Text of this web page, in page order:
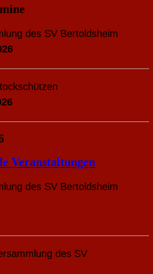
des SV Bertoldsheim
Veranstaltungen
des SV Bertoldsheim
des SV